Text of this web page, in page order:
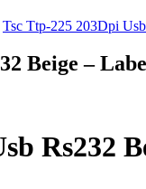
Tsc Ttp-225 203Dpi
Beige –
Rs232